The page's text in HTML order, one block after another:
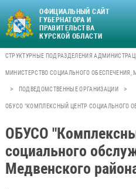
ОФИЦИАЛЬНЫЙ САЙТ
ГУБЕРНАТОРА И
ПРАВИТЕЛЬСТВА
КУРСКОЙ ОБЛАСТИ
СТРУКТУРНЫЕ ПОДРАЗДЕЛЕНИЯ
МИНИСТЕРСТВО СОЦИАЛЬНОГО ОБЕСПЕЧЕНИЯ,
> ПОДВЕДОМСТВЕННЫЕ ОРГАНИЗАЦИИ >
ОБУСО "КОМПЛЕКСНЫЙ ЦЕНТР СОЦИАЛЬНОГО
ОБУСО
социального
Медвенского